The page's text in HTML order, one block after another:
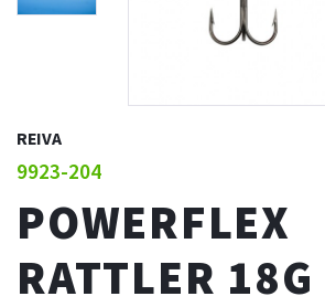
REIVA
9923-204
POWERFLEX
RATTLER